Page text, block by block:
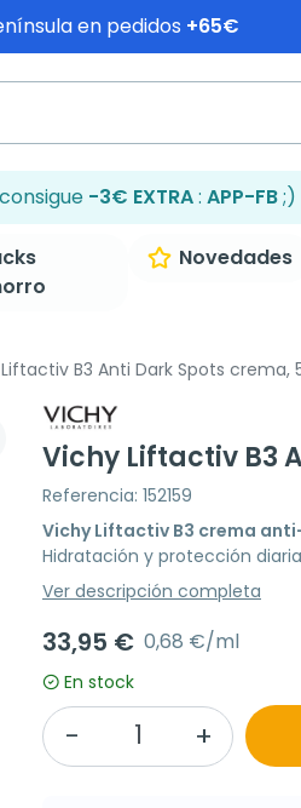
en pedidos +65€
-3€ EXTRA: APP-FB;)
Novedades
B3 Anti Dark Spots crema,
Vichy Liftactiv B3
Referencia: 152159
Vichy Liftactiv B3 crema
Hidratación y protección
Ver descripción completa
33,95 € 0,68 €/ml
En stock